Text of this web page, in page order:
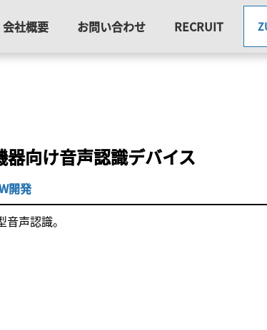
会社概要 お問い合わせ RECRUIT
器向け音声認識デバイス
開発
声認識。